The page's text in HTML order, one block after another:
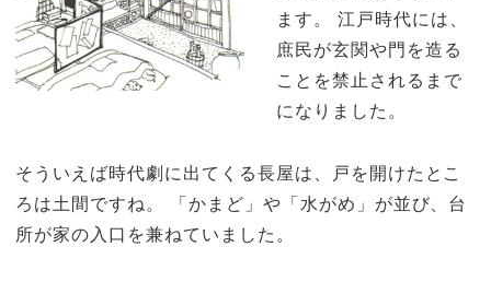
ます。 江戸時代には、
庶民が玄関や門を造る
ことを禁止されるまで
になりました。
そういえば時代劇に出てくる長屋は、戸を開けたとこ
ろは土間ですね。 「かまど」や「水がめ」が並び、台
所が家の入口を兼ねていました。